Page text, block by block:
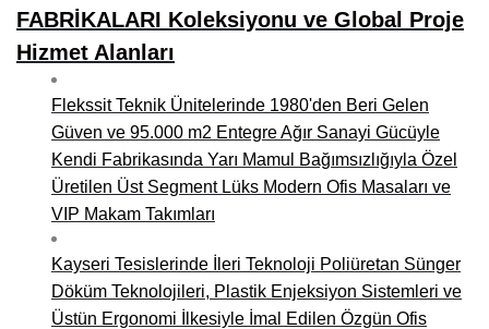
FABRİKALARI Koleksiyonu ve Global Proje
Hizmet Alanları
Flekssit Teknik Ünitelerinde 1980'den Beri Gelen
Güven ve 95.000 m2 Entegre Ağır Sanayi Gücüyle
Kendi Fabrikasında Yarı Mamul Bağımsızlığıyla Özel
Üretilen Üst Segment Lüks Modern Ofis Masaları ve
VIP Makam Takımları
Kayseri Tesislerinde İleri Teknoloji Poliüretan Sünger
Döküm Teknolojileri, Plastik Enjeksiyon Sistemleri ve
Üstün Ergonomi İlkesiyle İmal Edilen Özgün Ofis